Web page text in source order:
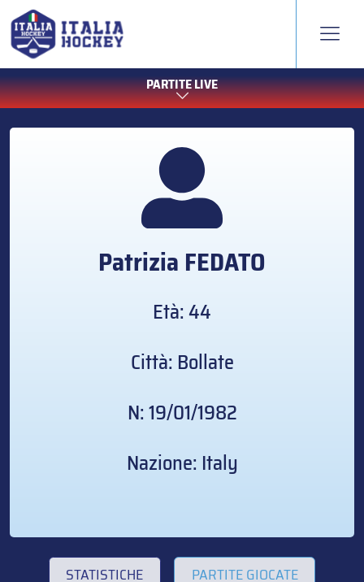
PARTITE LIVE
Patrizia FEDATO
Età: 44
Città: Bollate
N: 19/01/1982
Nazione: Italy
STATISTICHE PARTITE GIOCATE